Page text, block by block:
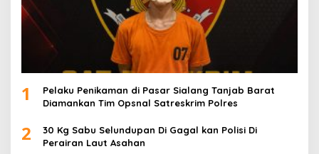
1
Pelaku Penikaman di Pasar Sialang Tanjab Barat
Diamankan Tim Opsnal Satreskrim Polres
2
30 Kg Sabu Selundupan Di Gagal kan Polisi Di
Perairan Laut Asahan